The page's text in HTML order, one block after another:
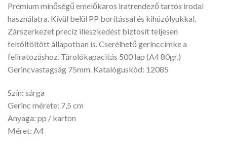
Prémium minőségű emelőkaros iratrendező tartós irodai
használatra. Kívül belül PP borítással és kihúzólyukkal.
Zárszerkezet precíz illeszkedést biztosít teljesen
feltöltöltött állapotban is. Cserélhető gerinccímke a
feliratozáshoz. Tárolókapacitás 500 lap (A4 80gr.)
Gerincvastagság 75mm. Katalóguskód: 12085
Szín: sárga
Gerinc mérete: 7,5 cm
Anyaga: pp / karton
Méret: A4